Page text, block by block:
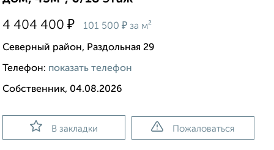
4 404 400 ₽ 101 500 ₽ за м²
Северный район, Раздольная 29
Телефон: показать телефон
Собственник, 04.08.2026
В закладки Пожаловаться